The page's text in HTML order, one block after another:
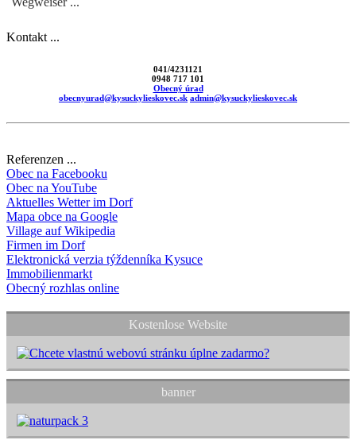
Kontakt ...
041/4231121
0948 717 101
Obecný úrad
obecnyurad@kysuckylieskovec.sk admin@kysuckylieskovec.sk
Referenzen ...
Obec na Facebooku
Obec na YouTube
Aktuelles Wetter im Dorf
Mapa obce na Google
Village auf Wikipedia
Firmen im Dorf
Elektronická verzia týždenníka Kysuce
Immobilienmarkt
Obecný rozhlas online
Kostenlose Website
banner